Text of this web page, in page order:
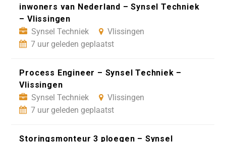
inwoners van Nederland – Synsel Techniek
– Vlissingen
Synsel Techniek
Vlissingen
7 uur geleden geplaatst
Process Engineer – Synsel Techniek –
Vlissingen
Synsel Techniek
Vlissingen
7 uur geleden geplaatst
Storingsmonteur 3 ploegen – Synsel